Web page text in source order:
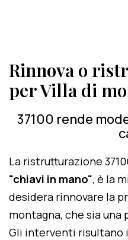
Rinnova o
per Villa di
37100 rende
La ristrutturazione
"chiavi in mano", è la
desidera rinnovare la
montagna, che sia una
Gli interventi risultano